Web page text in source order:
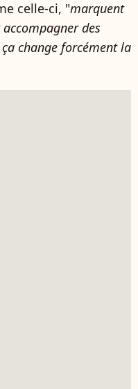
celle-ci, "marquent
des
change forcément la